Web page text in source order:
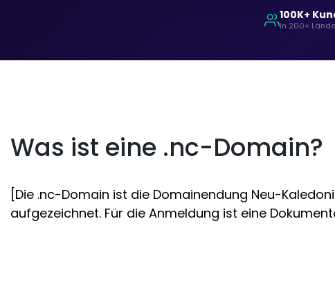
100K+
in 200+
Was ist eine .nc-Domain?
[Die .nc-Domain ist die Domainendung Neu-
aufgezeichnet. Für die Anmeldung ist eine